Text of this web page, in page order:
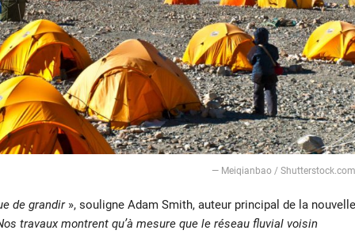
— Meiqianbao / Shutterstock.com
de grandir », souligne Adam Smith, auteur principal de la nouvelle
travaux montrent qu’à mesure que le réseau fluvial voisin